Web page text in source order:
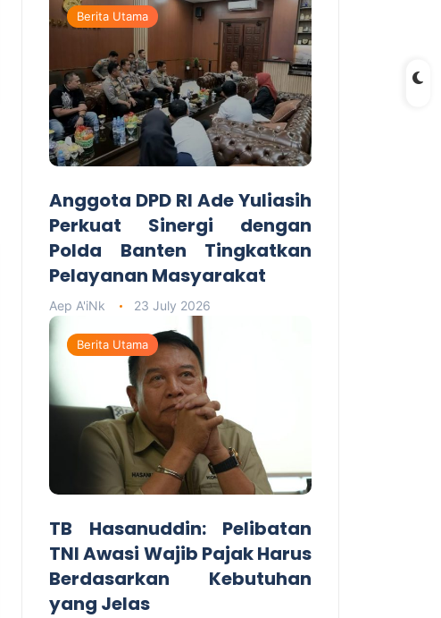
Berita Utama
Anggota DPD RI Ade Yuliasih
Perkuat Sinergi dengan
Polda Banten Tingkatkan
Pelayanan Masyarakat
Aep A'iNk 23 July 2026
Berita Utama
TB Hasanuddin: Pelibatan
TNI Awasi Wajib Pajak Harus
Berdasarkan Kebutuhan
yang Jelas